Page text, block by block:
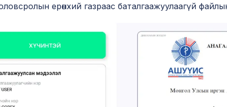
ерөнхий газраас баталгаажуулаагүй